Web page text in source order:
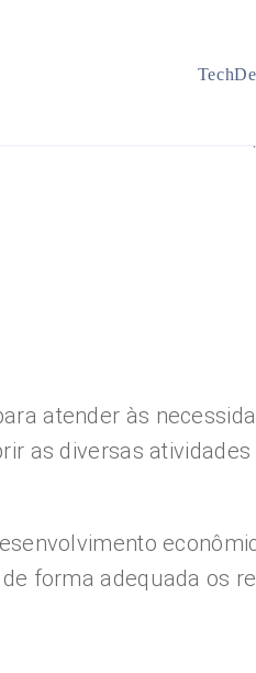
atender às
as diversas
forma adequada os